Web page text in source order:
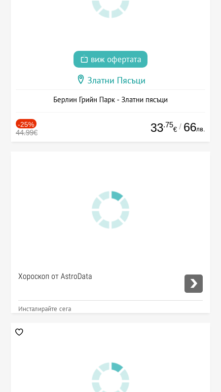
виж офертата
Златни Пясъци
Берлин Грийн Парк - Златни пясъци
-25%
44.99€ 33.75
€ / 66лв.
Хороскоп от AstroData
Инсталирайте сега